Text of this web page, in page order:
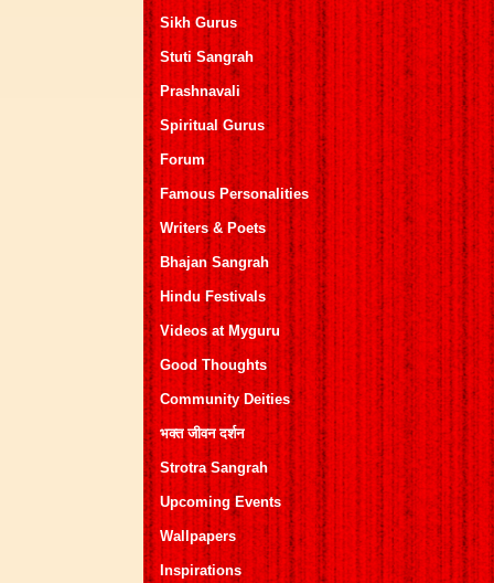
Sikh Gurus
Stuti Sangrah
Prashnavali
Spiritual Gurus
Forum
Famous Personalities
Writers & Poets
Bhajan Sangrah
Hindu Festivals
Videos at Myguru
Good Thoughts
Community Deities
भक्त जीवन दर्शन
Strotra Sangrah
Upcoming Events
Wallpapers
Inspirations